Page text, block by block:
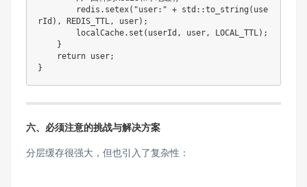
rId), REDIS_TTL, user);
}
六、必须注意的挑战与解决方案
分层缓存很强大，但也引入了复杂性：